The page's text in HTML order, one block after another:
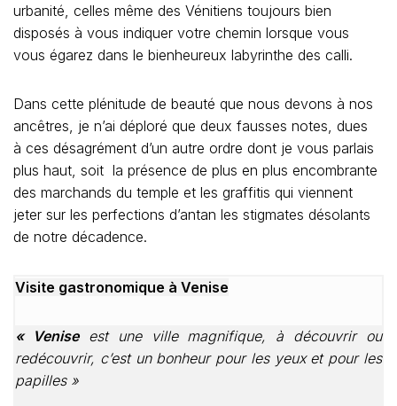
urbanité, celles même des Vénitiens toujours bien
disposés à vous indiquer votre chemin lorsque vous
vous égarez dans le bienheureux labyrinthe des calli.
Dans cette plénitude de beauté que nous devons à nos
ancêtres, je n’ai déploré que deux fausses notes, dues
à ces désagrément d’un autre ordre dont je vous parlais
plus haut, soit la présence de plus en plus encombrante
des marchands du temple et les graffitis qui viennent
jeter sur les perfections d’antan les stigmates désolants
de notre décadence.
Visite gastronomique à Venise
« Veniseest une ville magnifique, à découvrir ou
redécouvrir, c’est un bonheur pour les yeux et pour les
papilles »